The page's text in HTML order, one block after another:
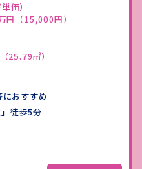
価）
円 （15,000円）
（25.79㎡）
おすすめ
徒歩5分